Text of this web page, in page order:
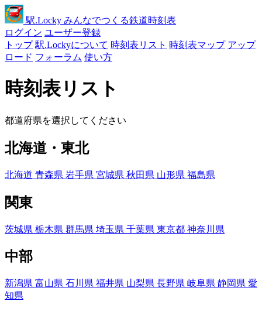
駅.Locky みんなでつくる鉄道時刻表
ログイン ユーザー登録
トップ 駅.Lockyについて 時刻表リスト 時刻表マップ アップ
ロード フォーラム 使い方
時刻表リスト
都道府県を選択してください
北海道・東北
北海道 青森県 岩手県 宮城県 秋田県 山形県 福島県
関東
茨城県 栃木県 群馬県 埼玉県 千葉県 東京都 神奈川県
中部
新潟県 富山県 石川県 福井県 山梨県 長野県 岐阜県 静岡県 愛
知県